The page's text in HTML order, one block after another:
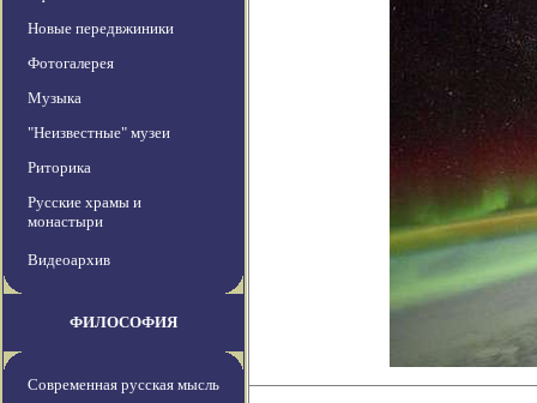
Новые передвжиники
Фотогалерея
Музыка
"Неизвестные" музеи
Риторика
Русские храмы и
монастыри
Видеоархив
ФИЛОСОФИЯ
Современная русская мысль